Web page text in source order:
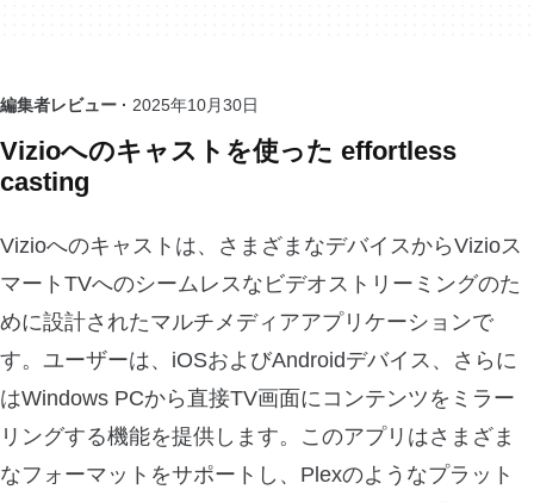
編集者レビュー · 2025年10月30日
Vizioへのキャストを使った effortless
casting
Vizioへのキャストは、さまざまなデバイスからVizioス
マートTVへのシームレスなビデオストリーミングのた
めに設計されたマルチメディアアプリケーションで
す。ユーザーは、iOSおよびAndroidデバイス、さらに
はWindows PCから直接TV画面にコンテンツをミラー
リングする機能を提供します。このアプリはさまざま
なフォーマットをサポートし、Plexのようなプラット